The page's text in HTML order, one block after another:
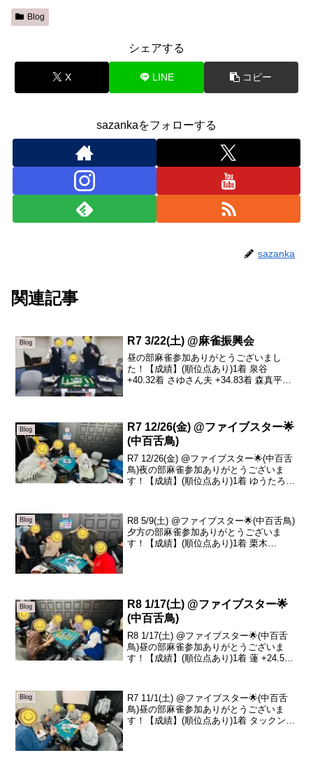
Blog
シェアする
X LINE コピー
sazankaをフォローする
sazanka
関連記事
Blog R7 3/22(土) @麻雀振興会
昼の部麻雀参加ありがとうございまし
た！【成績】(順位点あり)1着 泉谷
+40.32着 さゆさん夫 +34.83着 森真平
Blog
R7 12/26(金) @ファイブスター🌟
(中百舌鳥)
R7 12/26(金) @ファイブスター🌟(中百舌
鳥)夜の部麻雀参加ありがとうございま
す！【成績】(順位点あり)1着 ゆうたろう
Blog
R8 5/9(土) @ファイブスター🌟(中百舌鳥)
夕方の部麻雀参加ありがとうございま
す！【成績】(順位点あり)1着 栗木
Blog
R8 1/17(土) @ファイブスター🌟
(中百舌鳥)
R8 1/17(土) @ファイブスター🌟(中百舌
鳥)昼の部麻雀参加ありがとうございま
す！【成績】(順位点あり)1着 蓮 +24.52
んです！お...
Blog
R7 11/1(土) @ファイブスター🌟(中百舌
鳥)昼の部麻雀参加ありがとうございま
す！【成績】(順位点あり)1着 タックン